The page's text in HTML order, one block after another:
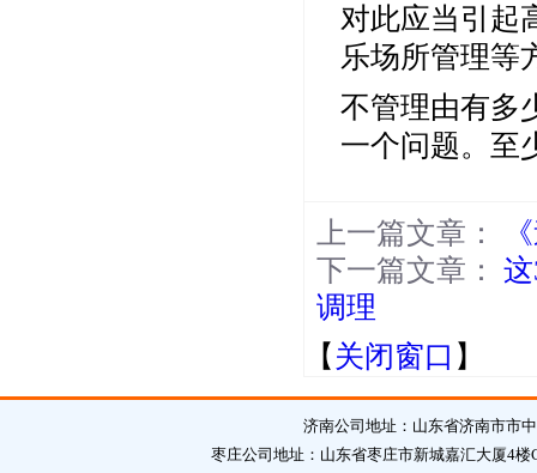
对此应当引起
乐场所管理等
不管理由有多
一个问题。至
上一篇文章：
下一篇文章：
调理
【 关闭窗口 】
济南公司地址：山东省济南市市
枣庄公司地址：山东省枣庄市新城嘉汇大厦4